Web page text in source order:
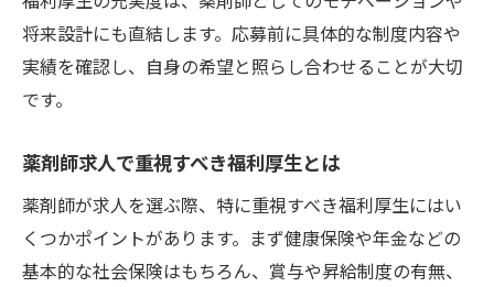
将来設計にも直結します。応募前に具体的な制度内容や
実績を確認し、自身の希望と照らし合わせることが大切
です。
薬剤師求人で重視すべき福利厚生とは
薬剤師が求人を選ぶ際、特に重視すべき福利厚生にはい
くつかポイントがあります。まず健康保険や年金などの
基本的な社会保険はもちろん、賞与や昇給制度の有無、